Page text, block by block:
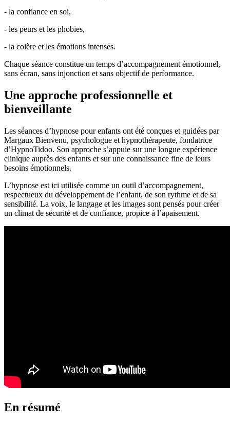
- la confiance en soi,
- les peurs et les phobies,
- la colère et les émotions intenses.
Chaque séance constitue un temps d’accompagnement émotionnel,
sans écran, sans injonction et sans objectif de performance.
Une approche professionnelle et
bienveillante
Les séances d’hypnose pour enfants ont été conçues et guidées par
Margaux Bienvenu, psychologue et hypnothérapeute, fondatrice
d’HypnoTidoo. Son approche s’appuie sur une longue expérience
clinique auprès des enfants et sur une connaissance fine de leurs
besoins émotionnels.
L’hypnose est ici utilisée comme un outil d’accompagnement,
respectueux du développement de l’enfant, de son rythme et de sa
sensibilité. La voix, le langage et les images sont pensés pour créer
un climat de sécurité et de confiance, propice à l’apaisement.
En résumé